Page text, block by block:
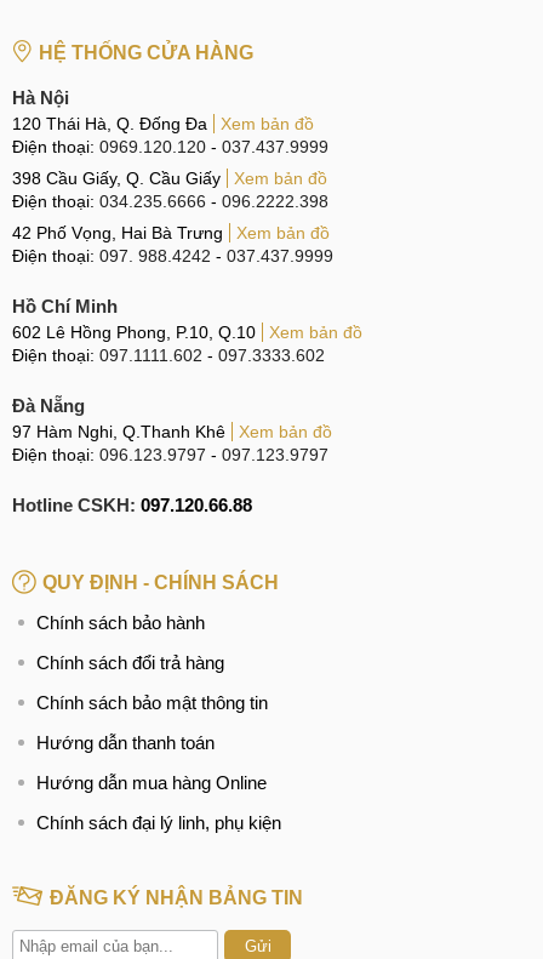
HỆ THỐNG CỬA HÀNG
Hà Nội
120 Thái Hà, Q. Đống Đa
Xem bản đồ
Điện thoại: 0969.120.120 - 037.437.9999
398 Cầu Giấy, Q. Cầu Giấy
Xem bản đồ
Điện thoại: 034.235.6666 - 096.2222.398
42 Phố Vọng, Hai Bà Trưng
Xem bản đồ
Điện thoại: 097. 988.4242 - 037.437.9999
Hồ Chí Minh
602 Lê Hồng Phong, P.10, Q.10
Xem bản đồ
Điện thoại: 097.1111.602 - 097.3333.602
Đà Nẵng
97 Hàm Nghi, Q.Thanh Khê
Xem bản đồ
Điện thoại: 096.123.9797 - 097.123.9797
Hotline CSKH: 097.120.66.88
QUY ĐỊNH - CHÍNH SÁCH
Chính sách bảo hành
Chính sách đổi trả hàng
Chính sách bảo mật thông tin
Hướng dẫn thanh toán
Hướng dẫn mua hàng Online
Chính sách đại lý linh, phụ kiện
ĐĂNG KÝ NHẬN BẢNG TIN
Gửi